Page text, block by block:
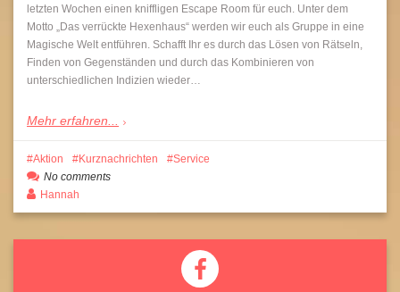
letzten Wochen einen kniffligen Escape Room für euch. Unter dem
Motto „Das verrückte Hexenhaus“ werden wir euch als Gruppe in eine
Magische Welt entführen. Schafft Ihr es durch das Lösen von Rätseln,
Finden von Gegenständen und durch das Kombinieren von
unterschiedlichen Indizien wieder…
Mehr erfahren...
Aktion Kurznachrichten
Service
No comments
Hannah